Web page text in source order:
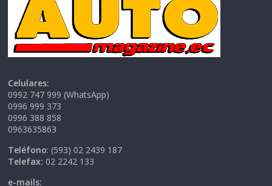
Celulares:
0992 747 999 (WhatsApp)
0996 999 373
0996 388 858
0963635863
Teléfono: (593) 02 2439 187
Telefax: 02 2242 133
e-mails: